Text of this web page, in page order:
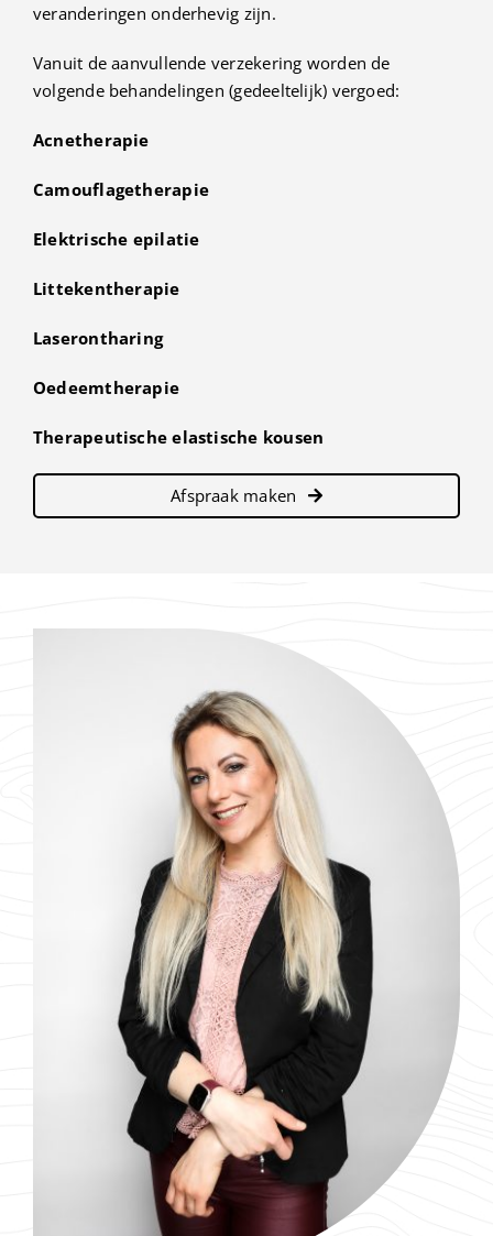
veranderingen onderhevig zijn.
Vanuit de aanvullende verzekering worden de
volgende behandelingen (gedeeltelijk) vergoed:
Acnetherapie
Camouflagetherapie
Elektrische epilatie
Littekentherapie
Laserontharing
Oedeemtherapie
Therapeutische elastische kousen
Afspraak maken